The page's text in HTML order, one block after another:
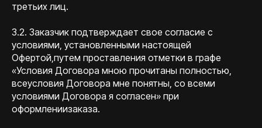
третьих лиц.
3.2. Заказчик подтверждает свое согласие с
условиями, установленными настоящей
Офертой,путем проставления отметки в графе
«Условия Договора мною прочитаны полностью,
всеусловия Договора мне понятны, со всеми
условиями Договора я согласен» при
оформлениизаказа.